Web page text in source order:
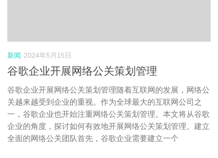
新闻 2024年5月15日
谷歌企业开展网络公关策划管理
谷歌企业开展网络公关策划管理随着互联网的发展，网络公
关越来越受到企业的重视。作为全球最大的互联网公司之
一，谷歌企业也开始注重网络公关策划管理。本文将从谷歌
企业的角度，探讨如何有效地开展网络公关策划管理。建立
全面的网络公关团队首先，谷歌企业需要建立一个